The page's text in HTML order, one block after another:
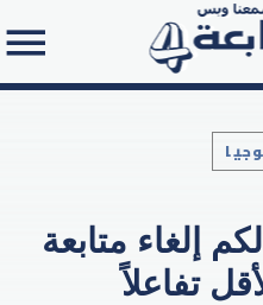
Search in
إلغاء متابعة
تفاعلاً